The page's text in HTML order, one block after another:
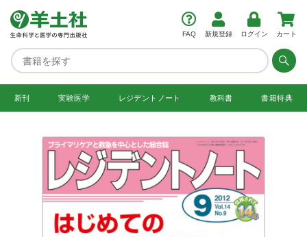
FAQ 新規登録 ログイン カート
新刊 実験医学 レジデント ノート 教科書 書籍特典